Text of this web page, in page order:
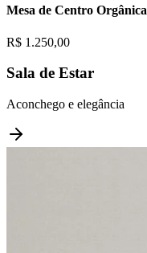
Mesa de Centro Orgânica
R$ 1.250,00
Sala de Estar
Aconchego e elegância